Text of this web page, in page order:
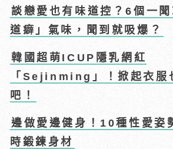
談戀愛也有味道控？6個一
道癖」氣味，聞到就吸爆？
韓國超萌ICUP隱乳網紅
「Sejinming」！掀起衣服
吧！
邊做愛邊健身！10種性愛姿
時鍛鍊身材